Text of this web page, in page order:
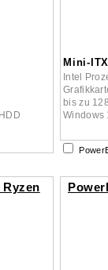
Mini-
Intel
bis zu
Windows